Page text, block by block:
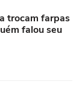
trocam farpas
falou seu